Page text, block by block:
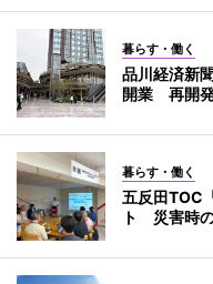
暮らす・働く
品川経済新
開業 再開
暮らす・働く
五反田TOC
ト 災害時